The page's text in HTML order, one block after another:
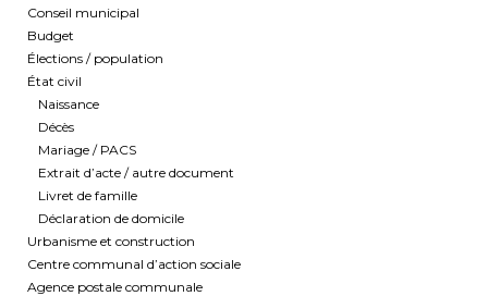
Conseil municipal
Budget
Élections / population
État civil
Naissance
Décès
Mariage / PACS
Extrait d’acte / autre document
Livret de famille
Déclaration de domicile
Urbanisme et construction
Centre communal d’action sociale
Agence postale communale